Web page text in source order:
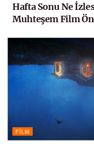
Hafta Sonu Ne
Muhteşem Film
FILM